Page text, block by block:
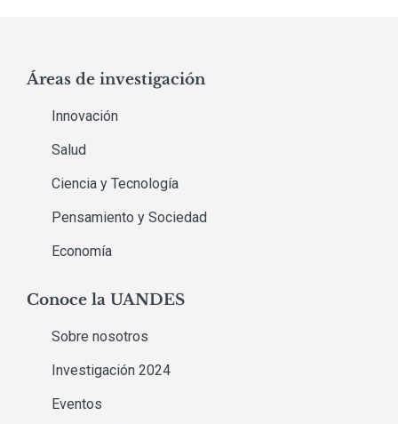
Áreas de investigación
Innovación
Salud
Ciencia y Tecnología
Pensamiento y Sociedad
Economía
Conoce la UANDES
Sobre nosotros
Investigación 2024
Eventos